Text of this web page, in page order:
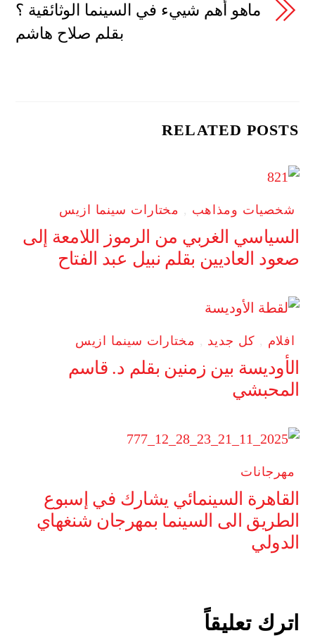
ماهو أهم شييء في السينما الوثائقية ؟
بقلم صلاح هاشم
RELATED POSTS
شخصيات ومذاهب , مختارات سينما ازيس
السياسي الغربي من الرموز اللامعة إلى
صعود العاديين بقلم نبيل عبد الفتاح
افلام , كل جديد , مختارات سينما ازيس
الأوديسة بين زمنين بقلم د. قاسم
المحبشي
مهرجانات
القاهرة السينمائي يشارك في إسبوع
الطريق الى السينما بمهرجان شنغهاي
الدولي
اترك تعليقاً